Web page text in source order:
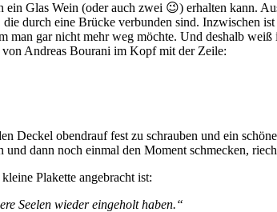
Glas Wein (oder auch zwei 😉) erhalten kann.
durch eine Brücke verbunden sind. Inzwischen
man gar nicht mehr weg möchte. Und deshalb
Andreas Bourani im Kopf mit der Zeile:
Deckel obendrauf fest zu schrauben und ein
dann noch einmal den Moment schmecken,
Plakette angebracht ist:
Seelen wieder eingeholt haben.“